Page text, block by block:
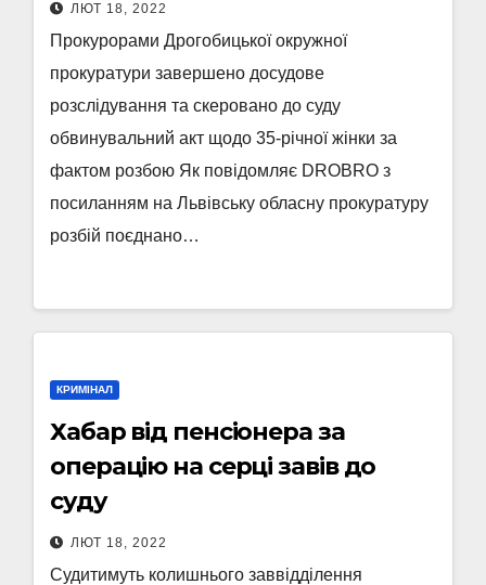
ЛЮТ 18, 2022
Прокурорами Дрогобицької окружної
прокуратури завершено досудове
розслідування та скеровано до суду
обвинувальний акт щодо 35-річної жінки за
фактом розбою Як повідомляє DROBRO з
посиланням на Львівську обласну прокуратуру
розбій поєднано…
КРИМІНАЛ
Хабар від пенсіонера за
операцію на серці завів до
суду
ЛЮТ 18, 2022
Судитимуть колишнього заввідділення